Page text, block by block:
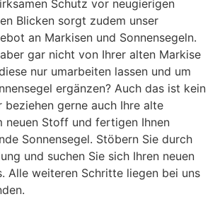
Schutz vor neugierigen
Blicken sorgt zudem unser
an Markisen und Sonnensegeln.
gar nicht von Ihrer alten Markise
nur umarbeiten lassen und um
ergänzen? Auch das ist kein
beziehen gerne auch Ihre alte
neuen Stoff und fertigen Ihnen
Sonnensegel. Stöbern Sie durch
und suchen Sie sich Ihren neuen
Alle weiteren Schritte liegen bei uns